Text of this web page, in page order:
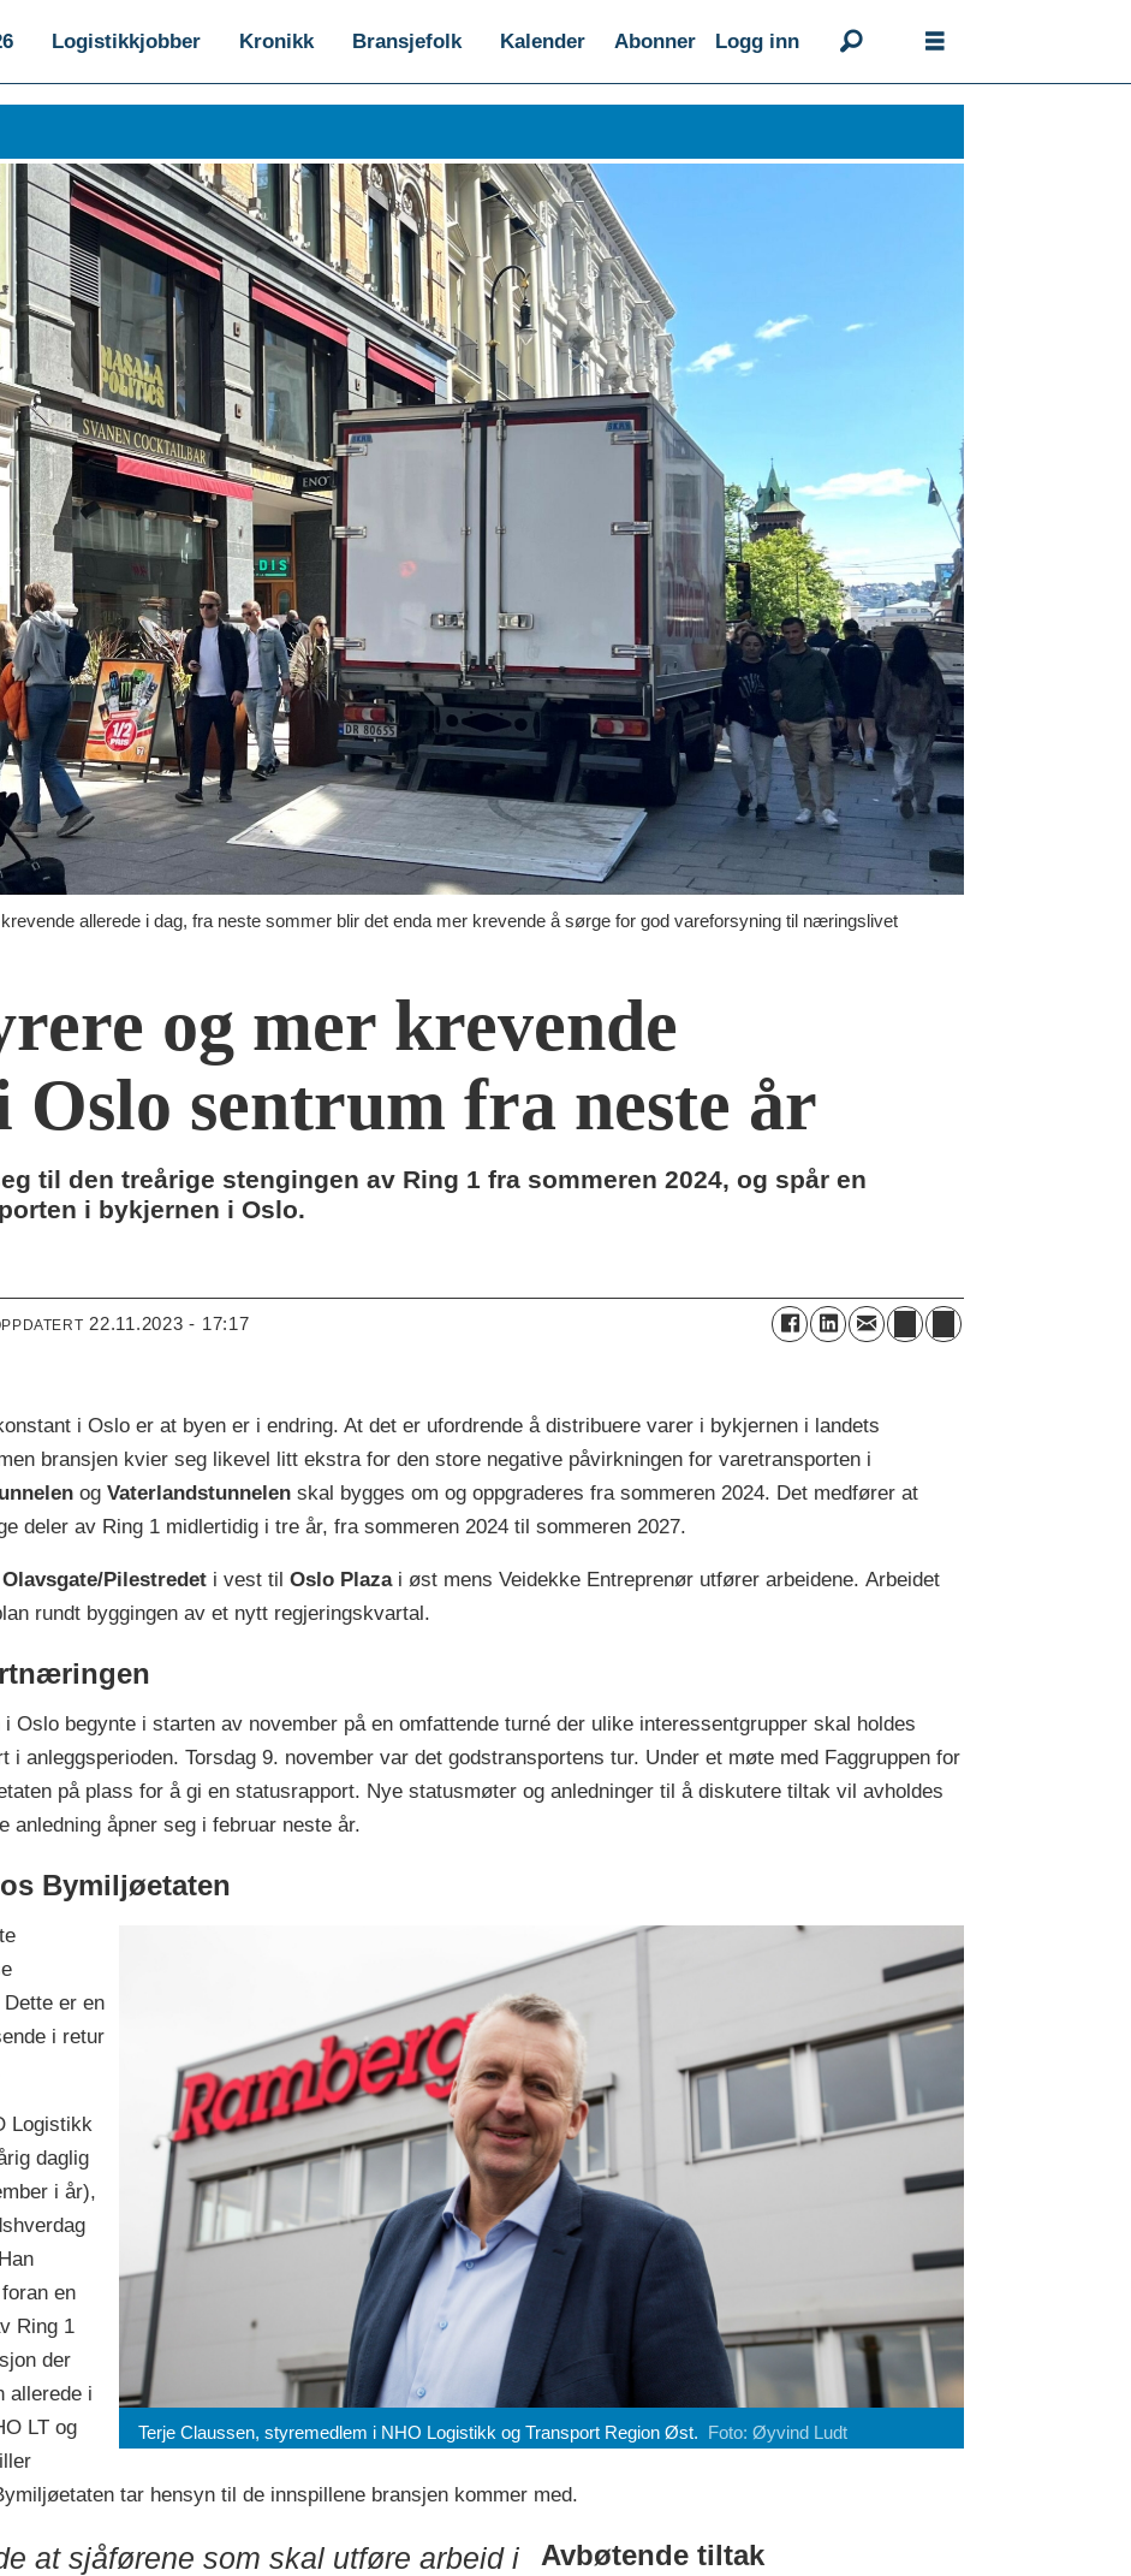
Logistikkjobber Kronikk Bransjefolk Kalender Abonner Logg inn
allerede i dag, fra neste sommer blir det enda mer krevende å sørge for god vareforsyning til næringslivet
og mer krevende
sentrum fra neste år
til den treårige stengingen av Ring 1 fra sommeren 2024, og spår en
i bykjernen i Oslo.
22.11.2023 - 17:17
i Oslo er at byen er i endring. At det er ufordrende å distribuere varer i bykjernen i landets
bransjen kvier seg likevel litt ekstra for den store negative påvirkningen for varetransporten i
ogVaterlandstunnelen skal bygges om og oppgraderes fra sommeren 2024. Det medfører at
deler av Ring 1 midlertidig i tre år, fra sommeren 2024 til sommeren 2027.
Pilestredet i vest tilOslo Plazai øst mens Veidekke Entreprenør utfører arbeidene. Arbeidet
rundt byggingen av et nytt regjeringskvartal.
Oslo begynte i starten av november på en omfattende turné der ulike interessentgrupper skal holdes
i anleggsperioden. Torsdag 9. november var det godstransportens tur. Under et møte med Faggruppen for
på plass for å gi en statusrapport. Nye statusmøter og anledninger til å diskutere tiltak vil avholdes
anledning åpner seg i februar neste år.
Bymiljøetaten
Terje Claussen, styremedlem i NHO Logistikk og Transport Region Øst. Foto: Øyvind Ludt
er en
i retur
Logistikk
daglig
i år),
en
Ring 1
der
allerede i
LT og
tar hensyn til de innspillene bransjen kommer med.
at sjåførene som skal utføre arbeid i
Avbøtende tiltak